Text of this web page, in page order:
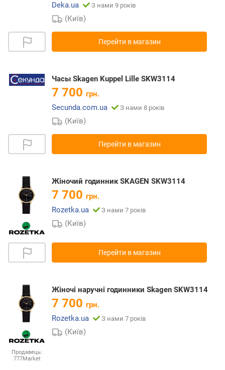
Deka.ua
З нами 9 років
(Київ)
Перейти в магазин
Часы Skagen Kuppel Lille SKW3114
7 700 грн.
Secunda.com.ua
З нами 8 років
(Київ)
Перейти в магазин
Жіночий годинник SKAGEN SKW3114
7 700 грн.
Rozetka.ua
З нами 7 років
(Київ)
Перейти в магазин
Продавець:
777Market
Жіночі наручні годинники Skagen SKW3114
7 700 грн.
Rozetka.ua
З нами 7 років
(Київ)